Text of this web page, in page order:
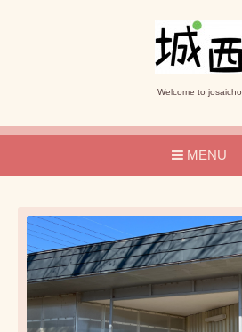
Welcome to josaicho
MENU